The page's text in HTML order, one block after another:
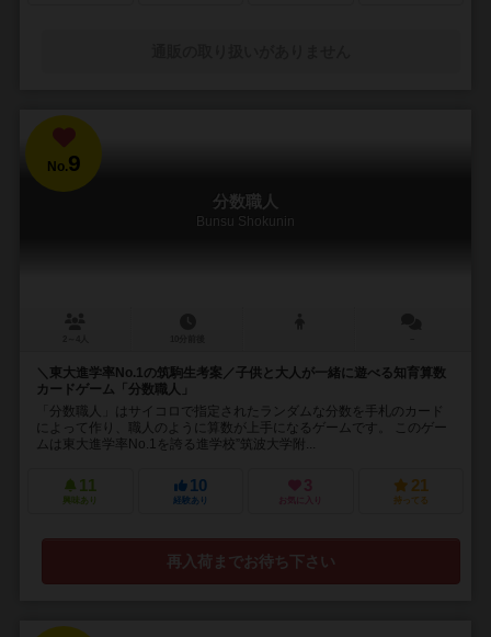
No.9
分数職人
Bunsu Shokunin
＼東大進学率No.1の筑駒生考案／子供と大人が一緒に遊べる知育算数
カードゲーム「分数職人」
「分数職人」はサイコロで指定されたランダムな分数を手札のカード
によって作り、職人のように算数が上手になるゲームです。 このゲー
ムは東大進学率No.1を誇る進学校”筑波大学附...
11
興味あり
10
経験あり
3
お気に入り
21
持ってる
再入荷までお待ち下さい